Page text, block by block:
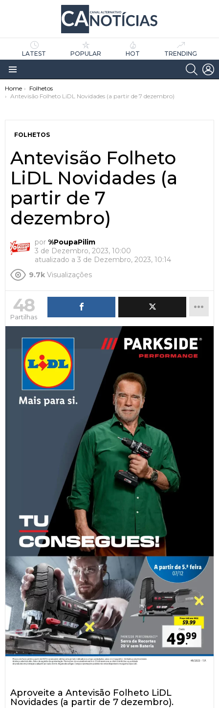
LATEST POPULAR HOT TRENDING
Menu
You are here:
Home
Folhetos
Antevisão Folheto LiDL Novidades (a partir de 7 dezembro)
FOLHETOS
Antevisão Folheto
LiDL Novidades (a
partir de 7
dezembro)
por %PoupaPilim
3 de Dezembro, 2023, 10:00
atualizado a 3 de Dezembro, 2023, 10:14
9.7k Visualizações
48
Partilhas
Aproveite a Antevisão Folheto LiDL
Novidades (a partir de 7 dezembro).